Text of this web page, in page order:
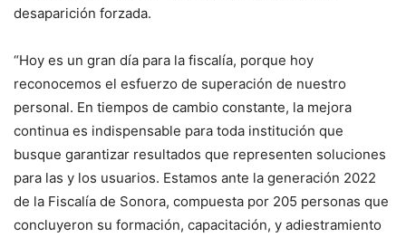
desaparición forzada.
“Hoy es un gran día para la fiscalía, porque hoy
reconocemos el esfuerzo de superación de nuestro
personal. En tiempos de cambio constante, la mejora
continua es indispensable para toda institución que
busque garantizar resultados que representen soluciones
para las y los usuarios. Estamos ante la generación 2022
de la Fiscalía de Sonora, compuesta por 205 personas que
concluyeron su formación, capacitación, y adiestramiento